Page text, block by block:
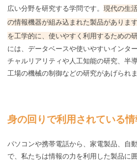
広い分野を研究する学問です。 現代の生
の情報機器が組み込まれた製品がありま
を工学的に、使いやすく利用するための
には、データベースや使いやすいインタ
チャルリアリティや人工知能の研究、半
工場の機械の制御などの研究があげられま
身の回りで利用されている
パソコンや携帯電話から、家電製品、自
で、私たちは情報の力を利用した製品に